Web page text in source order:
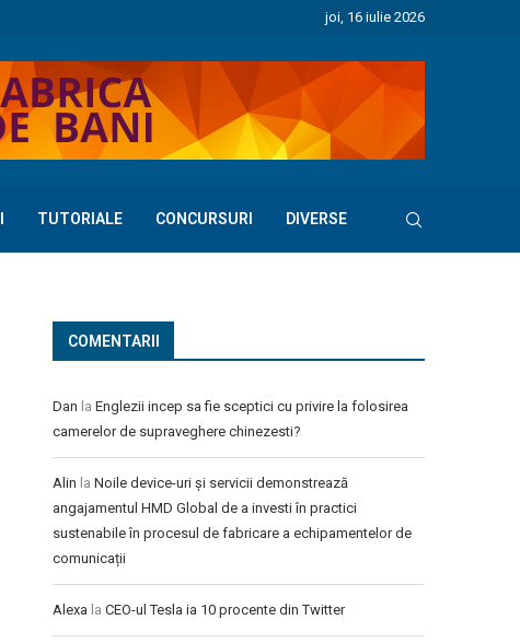
joi, 16 iulie 2026
TUTORIALE CONCURSURI DIVERSE
COMENTARII
Dan la Englezii incep sa fie sceptici cu privire la folosirea
camerelor de supraveghere chinezesti?
Alin la Noile device-uri și servicii demonstrează
angajamentul HMD Global de a investi în practici
sustenabile în procesul de fabricare a echipamentelor de
comunicații
Alexa la CEO-ul Tesla ia 10 procente din Twitter